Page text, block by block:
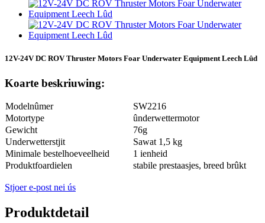
12V-24V DC ROV Thruster Motors Foar Underwater Equipment Leech Lûd
Koarte beskriuwing:
Modelnûmer
SW2216
Motortype
ûnderwettermotor
Gewicht
76g
Underwetterstjit
Sawat 1,5 kg
Minimale bestelhoeveelheid
1 ienheid
Produktfoardielen
stabile prestaasjes, breed brûkt
Stjoer e-post nei ús
Produktdetail